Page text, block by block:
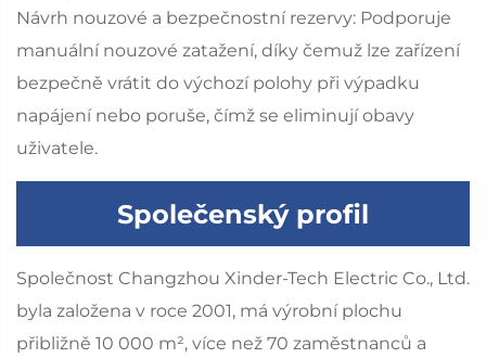
Návrh nouzové a bezpečnostní rezervy: Podporuje
manuální nouzové zatažení, díky čemuž lze zařízení
bezpečně vrátit do výchozí polohy při výpadku
napájení nebo poruše, čímž se eliminují obavy
uživatele.
Společenský profil
Společnost Changzhou Xinder-Tech Electric Co., Ltd.
byla založena v roce 2001, má výrobní plochu
přibližně 10 000 m², více než 70 zaměstnanců a